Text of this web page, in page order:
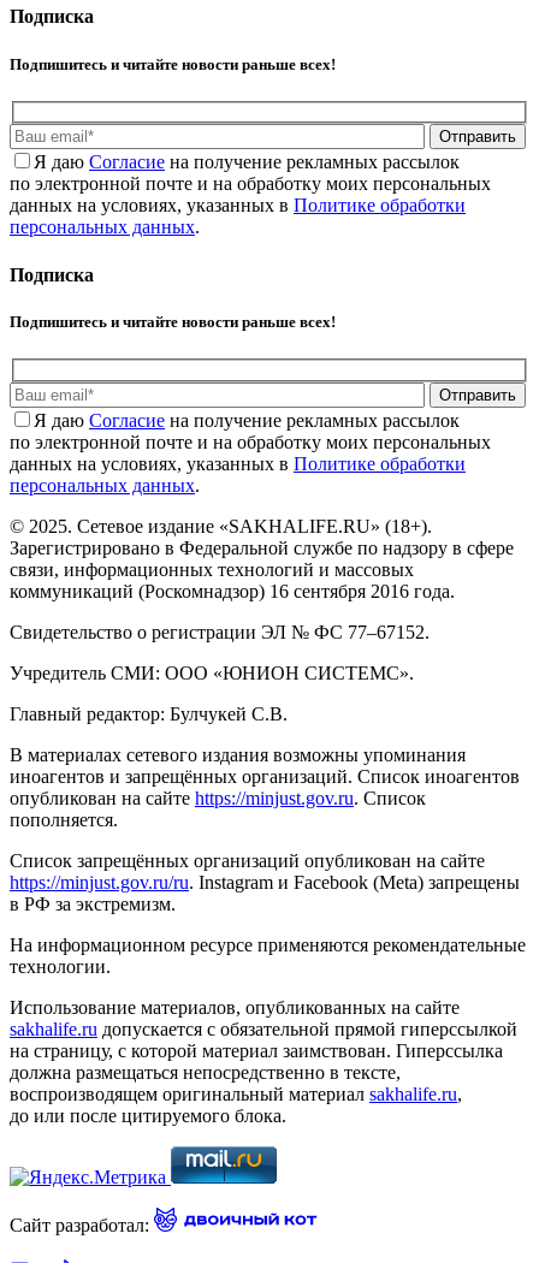
Подписка
Подпишитесь и читайте новости раньше всех!
Отправить
Я даю Cогласие на получение рекламных рассылок
по электронной почте и на обработку моих персональных
данных на условиях, указанных в Политике обработки
персональных данных.
Подписка
Подпишитесь и читайте новости раньше всех!
Отправить
Я даю Cогласие на получение рекламных рассылок
по электронной почте и на обработку моих персональных
данных на условиях, указанных в Политике обработки
персональных данных.
© 2025. Сетевое издание «SAKHALIFE.RU» (18+).
Зарегистрировано в Федеральной службе по надзору в сфере
связи, информационных технологий и массовых
коммуникаций (Роскомнадзор) 16 сентября 2016 года.
Свидетельство о регистрации ЭЛ № ФС 77–67152.
Учредитель СМИ: ООО «ЮНИОН СИСТЕМС».
Главный редактор: Булчукей С.В.
В материалах сетевого издания возможны упоминания
иноагентов и запрещённых организаций. Список иноагентов
опубликован на сайте https://minjust.gov.ru. Список
пополняется.
Список запрещённых организаций опубликован на сайте
https://minjust.gov.ru/ru. Instagram и Facebook (Metа) запрещены
в РФ за экстремизм.
На информационном ресурсе применяются рекомендательные
технологии.
Использование материалов, опубликованных на сайте
sakhalife.ru допускается с обязательной прямой гиперссылкой
на страницу, с которой материал заимствован. Гиперссылка
должна размещаться непосредственно в тексте,
воспроизводящем оригинальный материал sakhalife.ru,
до или после цитируемого блока.
Сайт разработал: